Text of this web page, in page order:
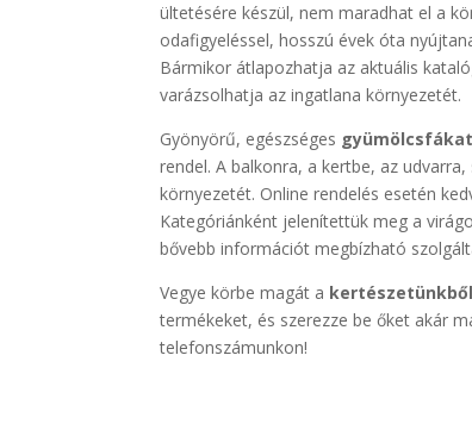
ültetésére készül, nem maradhat el a
odafigyeléssel, hosszú évek óta
Bármikor átlapozhatja az aktuális
varázsolhatja az ingatlana környezetét.
Gyönyörű, egészséges gyümölcsfákat
rendel. A balkonra, a kertbe, az
környezetét. Online rendelés esetén
Kategóriánként jelenítettük meg a
bővebb információt megbízható
Vegye körbe magát a kertészetünkből
termékeket, és szerezze be őket akár
telefonszámunkon!